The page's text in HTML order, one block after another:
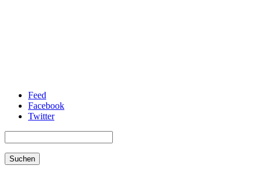
Feed
Facebook
Twitter
Suchen